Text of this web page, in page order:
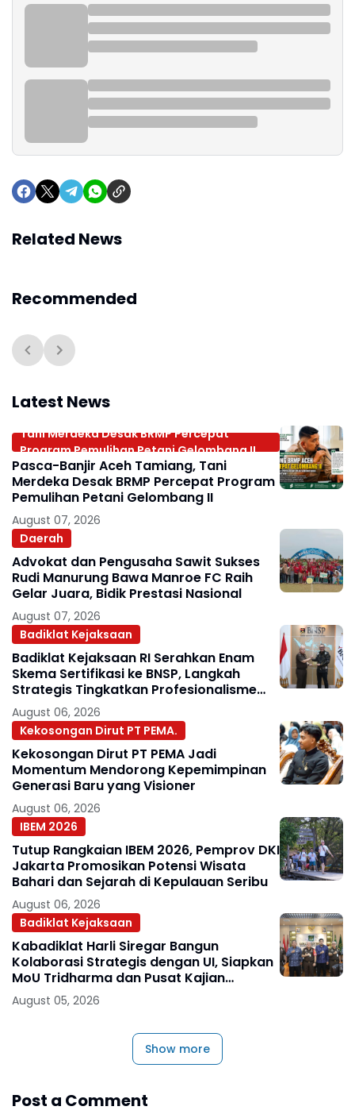
Related News
Recommended
Latest News
Tani Merdeka Desak BRMP Percepat
Program Pemulihan Petani Gelombang II
Pasca-Banjir Aceh Tamiang, Tani
Merdeka Desak BRMP Percepat Program
Pemulihan Petani Gelombang II
August 07, 2026
Daerah
Advokat dan Pengusaha Sawit Sukses
Rudi Manurung Bawa Manroe FC Raih
Gelar Juara, Bidik Prestasi Nasional
August 07, 2026
Badiklat Kejaksaan
Badiklat Kejaksaan RI Serahkan Enam
Skema Sertifikasi ke BNSP, Langkah
Strategis Tingkatkan Profesionalisme
Jaksa
August 06, 2026
Kekosongan Dirut PT PEMA.
Kekosongan Dirut PT PEMA Jadi
Momentum Mendorong Kepemimpinan
Generasi Baru yang Visioner
August 06, 2026
IBEM 2026
Tutup Rangkaian IBEM 2026, Pemprov DKI
Jakarta Promosikan Potensi Wisata
Bahari dan Sejarah di Kepulauan Seribu
August 06, 2026
Badiklat Kejaksaan
Kabadiklat Harli Siregar Bangun
Kolaborasi Strategis dengan UI, Siapkan
MoU Tridharma dan Pusat Kajian
Kejaksaan
August 05, 2026
Show more
Post a Comment